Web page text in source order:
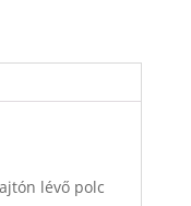
lévő polc